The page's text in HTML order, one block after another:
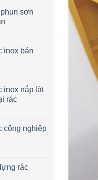
sơn
inox bán
inox nắp lật
rác
công nghiệp
rác